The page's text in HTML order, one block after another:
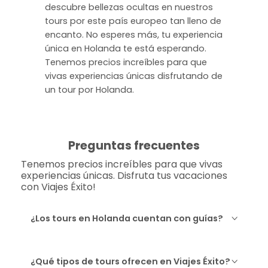
descubre bellezas ocultas en nuestros
tours por este país europeo tan lleno de
encanto. No esperes más, tu experiencia
única en Holanda te está esperando.
Tenemos precios increíbles para que
vivas experiencias únicas disfrutando de
un tour por Holanda.
Preguntas frecuentes
Tenemos precios increíbles para que vivas
experiencias únicas. Disfruta tus vacaciones
con Viajes Éxito!
¿Los tours en Holanda cuentan con guías?
¿Qué tipos de tours ofrecen en Viajes Éxito?